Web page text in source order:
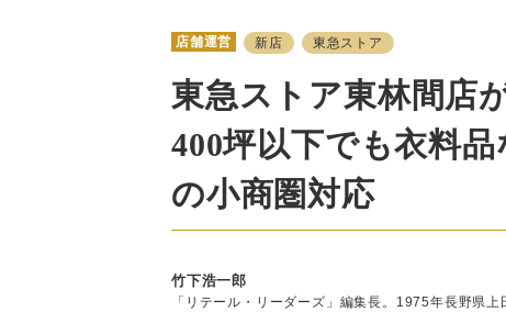
店舗運営 新店 東急ストア
東急ストア東林間店
400坪以下でも衣料
の小商圏対応
竹下浩一郎
「リテール・リーダーズ」編集長。1975年長野県